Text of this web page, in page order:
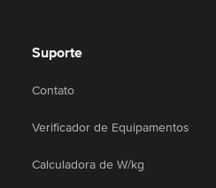
Suporte
Contato
Verificador de Equipamentos
Calculadora de W/kg